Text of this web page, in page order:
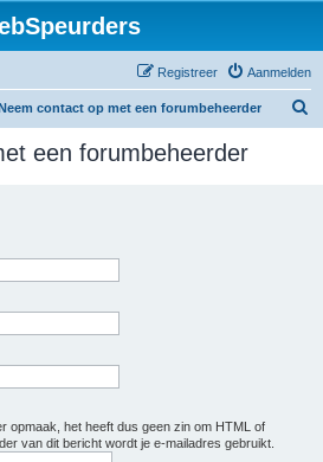
Aanmelden
Registreer
contact op met een forumbeheerder
een forumbeheerder
opmaak, het heeft dus geen zin om HTML of
van dit bericht wordt je e-mailadres gebruikt.